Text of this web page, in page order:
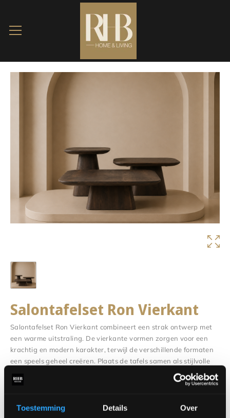
Toestemming Details Over
Salontafelset Ron Vierkant
Salontafelset Ron Vierkant combineert een strak ontwerp met
een warme uitstraling. De vierkante vormen zorgen voor een
krachtig en modern karakter, terwijl de verschillende formaten
een speels geheel creëren. Plaats de tafels samen als stijlvolle
set of gebruik ze afzonderlijk voor extra flexibiliteit in je
woonkamer.
moeiteloos in uiteenlopende interieurstijlen. Van modern en